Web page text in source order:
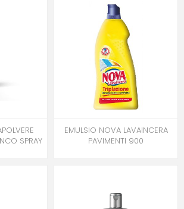
SPRAY
EMULSIO NOVA LAVAINCERA
PAVIMENTI 900